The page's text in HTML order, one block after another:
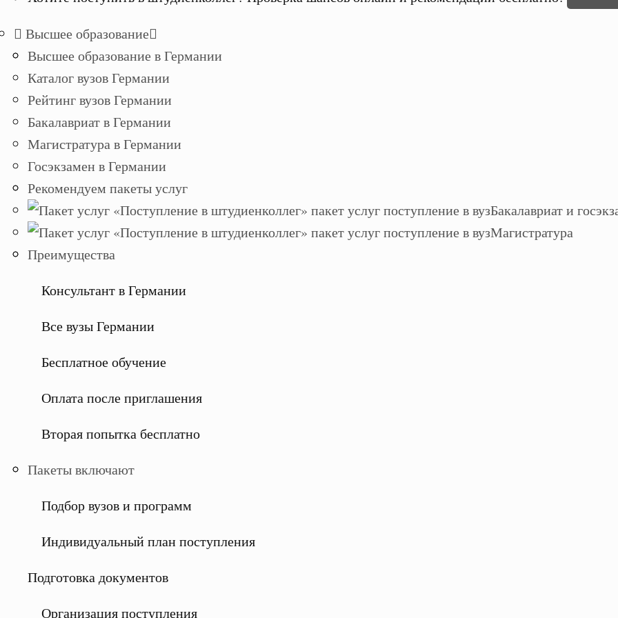
Высшее образование
Высшее образование в Германии
Каталог вузов Германии
Рейтинг вузов Германии
Бакалавриат в Германии
Магистратура в Германии
Госэкзамен в Германии
Рекомендуем пакеты услуг
Бакалавриат и
Магистратура
Преимущества
Консультант в Германии
Все вузы Германии
Бесплатное обучение
Оплата после приглашения
Вторая попытка бесплатно
Пакеты включают
Подбор вузов и программ
Индивидуальный план поступления
Подготовка документов
Организация поступления